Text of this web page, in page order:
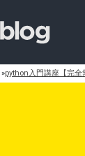
»python入門講座【完全